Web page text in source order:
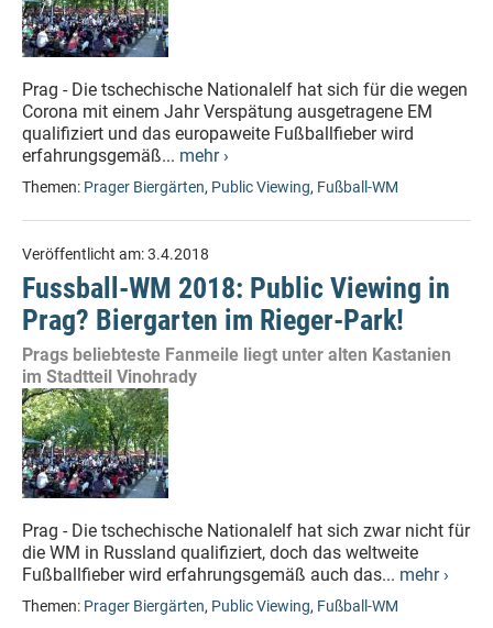
Prag - Die tschechische Nationalelf hat sich für die wegen
Corona mit einem Jahr Verspätung ausgetragene EM
qualifiziert und das europaweite Fußballfieber wird
erfahrungsgemäß... mehr ›
Themen: Prager Biergärten, Public Viewing, Fußball-WM
Veröffentlicht am:3.4.2018
Fussball-WM 2018: Public Viewing in
Prag? Biergarten im Rieger-Park!
Prags beliebteste Fanmeile liegt unter alten Kastanien
im Stadtteil Vinohrady
Prag - Die tschechische Nationalelf hat sich zwar nicht für
die WM in Russland qualifiziert, doch das weltweite
Fußballfieber wird erfahrungsgemäß auch das... mehr ›
Themen: Prager Biergärten, Public Viewing, Fußball-WM